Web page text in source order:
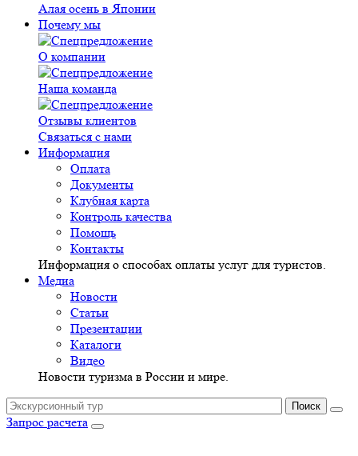
Алая осень в Японии
Почему мы
О компании
Наша команда
Отзывы клиентов
Связаться с нами
Информация
Оплата
Документы
Клубная карта
Контроль качества
Помощь
Контакты
Информация о способах оплаты услуг для туристов.
Медиа
Новости
Статьи
Презентации
Каталоги
Видео
Новости туризма в России и мире.
Запрос расчета